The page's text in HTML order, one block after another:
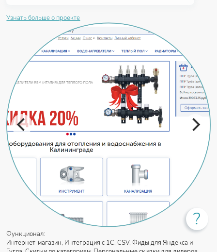
Узнать больше о проекте
Функционал:
Интернет-магазин, Интеграция с 1С, CSV, Фиды для Яндекса и
?